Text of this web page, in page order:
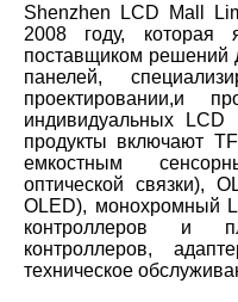
Shenzhen LCD Mall
2008 году, которая
поставщиком решений
панелей,
проектировании,и
индивидуальных
продукты включают
емкостным
оптической связки),
OLED), монохромный
контроллеров и
контроллеров,
техническое